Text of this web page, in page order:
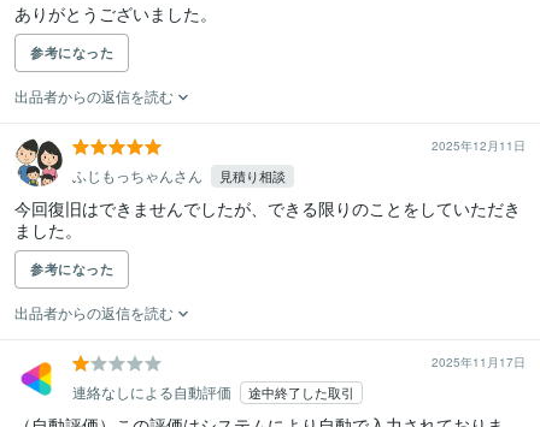
ありがとうございました。
参考になった
出品者からの返信を読む
2025年12月11日
ふじもっちゃんさん 見積り相談
今回復旧はできませんでしたが、できる限りのことをしていただき
ました。
参考になった
出品者からの返信を読む
2025年11月17日
連絡なしによる自動評価 途中終了した取引